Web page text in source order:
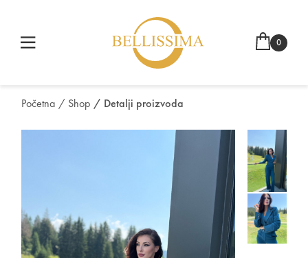
0
Početna / Shop / Detalji proizvoda